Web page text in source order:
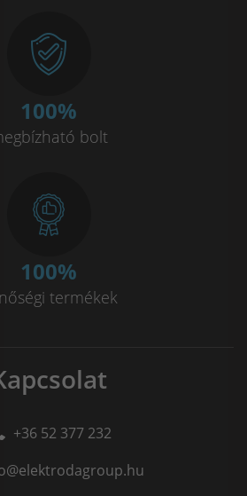
100%
bolt
100%
termékek
+36 52 377 232